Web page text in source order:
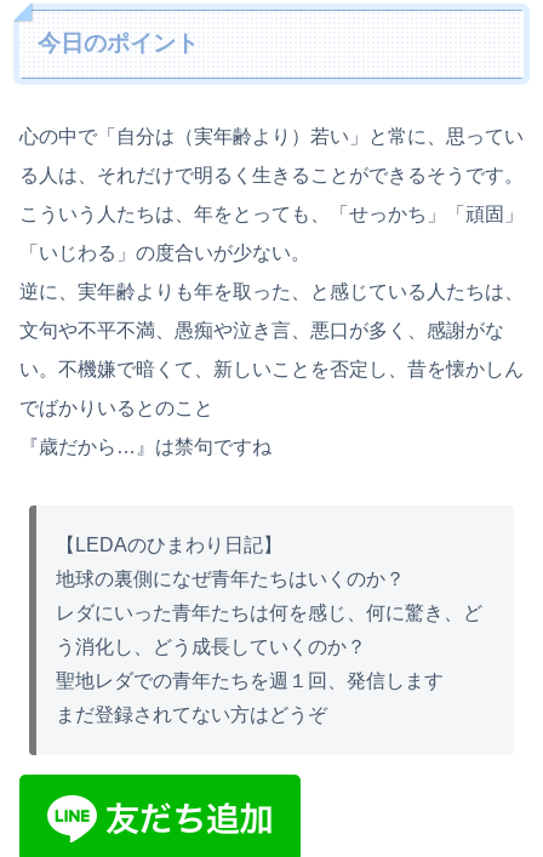
今日のポイント
心の中で「自分は（実年齢より）若い」と常に、思ってい
る人は、それだけで明るく生きることができるそうです。
こういう人たちは、年をとっても、「せっかち」「頑固」
「いじわる」の度合いが少ない。
逆に、実年齢よりも年を取った、と感じている人たちは、
文句や不平不満、愚痴や泣き言、悪口が多く、感謝がな
い。不機嫌で暗くて、新しいことを否定し、昔を懐かしん
でばかりいるとのこと
『歳だから…』は禁句ですね
【LEDAのひまわり日記】
地球の裏側になぜ青年たちはいくのか？
レダにいった青年たちは何を感じ、何に驚き、ど
う消化し、どう成長していくのか？
聖地レダでの青年たちを週１回、発信します
まだ登録されてない方はどうぞ